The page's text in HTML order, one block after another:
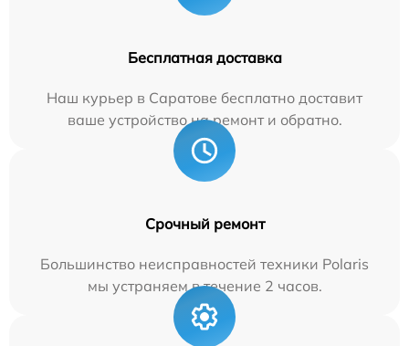
Бесплатная доставка
Наш курьер в Саратове бесплатно доставит
ваше устройство на ремонт и обратно.
Срочный ремонт
Большинство неисправностей техники Polaris
мы устраняем в течение 2 часов.